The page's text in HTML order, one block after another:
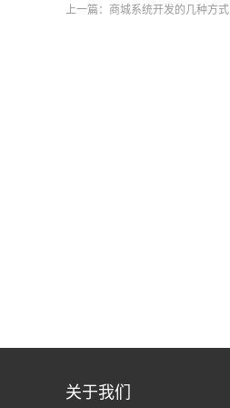
上一篇： 商城系统开发的几种方式
关于我们